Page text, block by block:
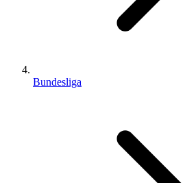
Bundesliga